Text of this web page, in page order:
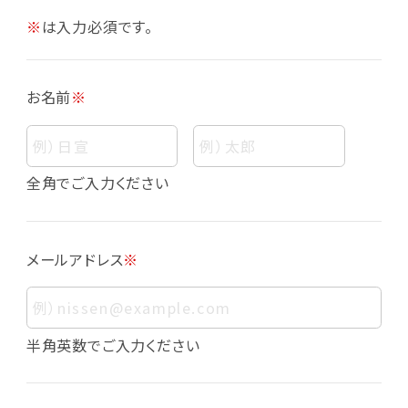
個人情報
個人情報とは、お客様個人に関する情報であっ
て、当該情報を構成する氏名、住所、電話番号、
す。また、その情報のみでは識別できない場合で
も、他の情報と容易に照合することで、結果的に
お客様個人を識別できるものも個人情報に含ま
れます。
個人情報の利用目的について
※は入力必須です。
お名前※
全角でご入力ください
メールアドレス※
半角英数でご入力ください